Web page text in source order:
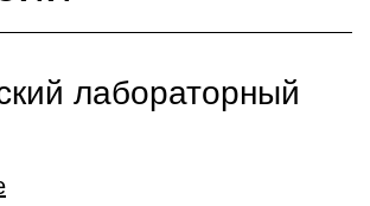
лабораторный